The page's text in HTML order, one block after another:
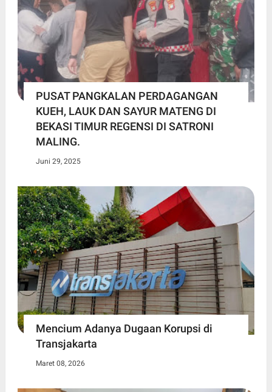
PUSAT PANGKALAN PERDAGANGAN
KUEH, LAUK DAN SAYUR MATENG DI
BEKASI TIMUR REGENSI DI SATRONI
MALING.
Juni 29, 2025
Mencium Adanya Dugaan Korupsi di
Transjakarta
Maret 08, 2026